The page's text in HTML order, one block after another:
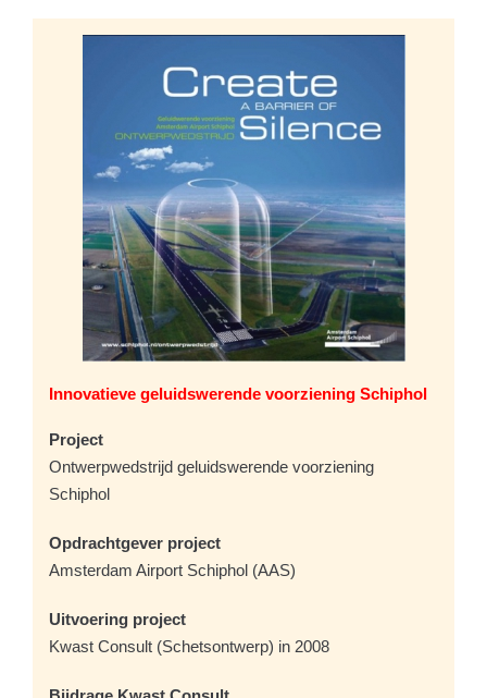
Innovatieve geluidswerende voorziening Schiphol
Project
Ontwerpwedstrijd geluidswerende voorziening
Schiphol
Opdrachtgever project
Amsterdam Airport Schiphol (AAS)
Uitvoering project
Kwast Consult (Schetsontwerp) in 2008